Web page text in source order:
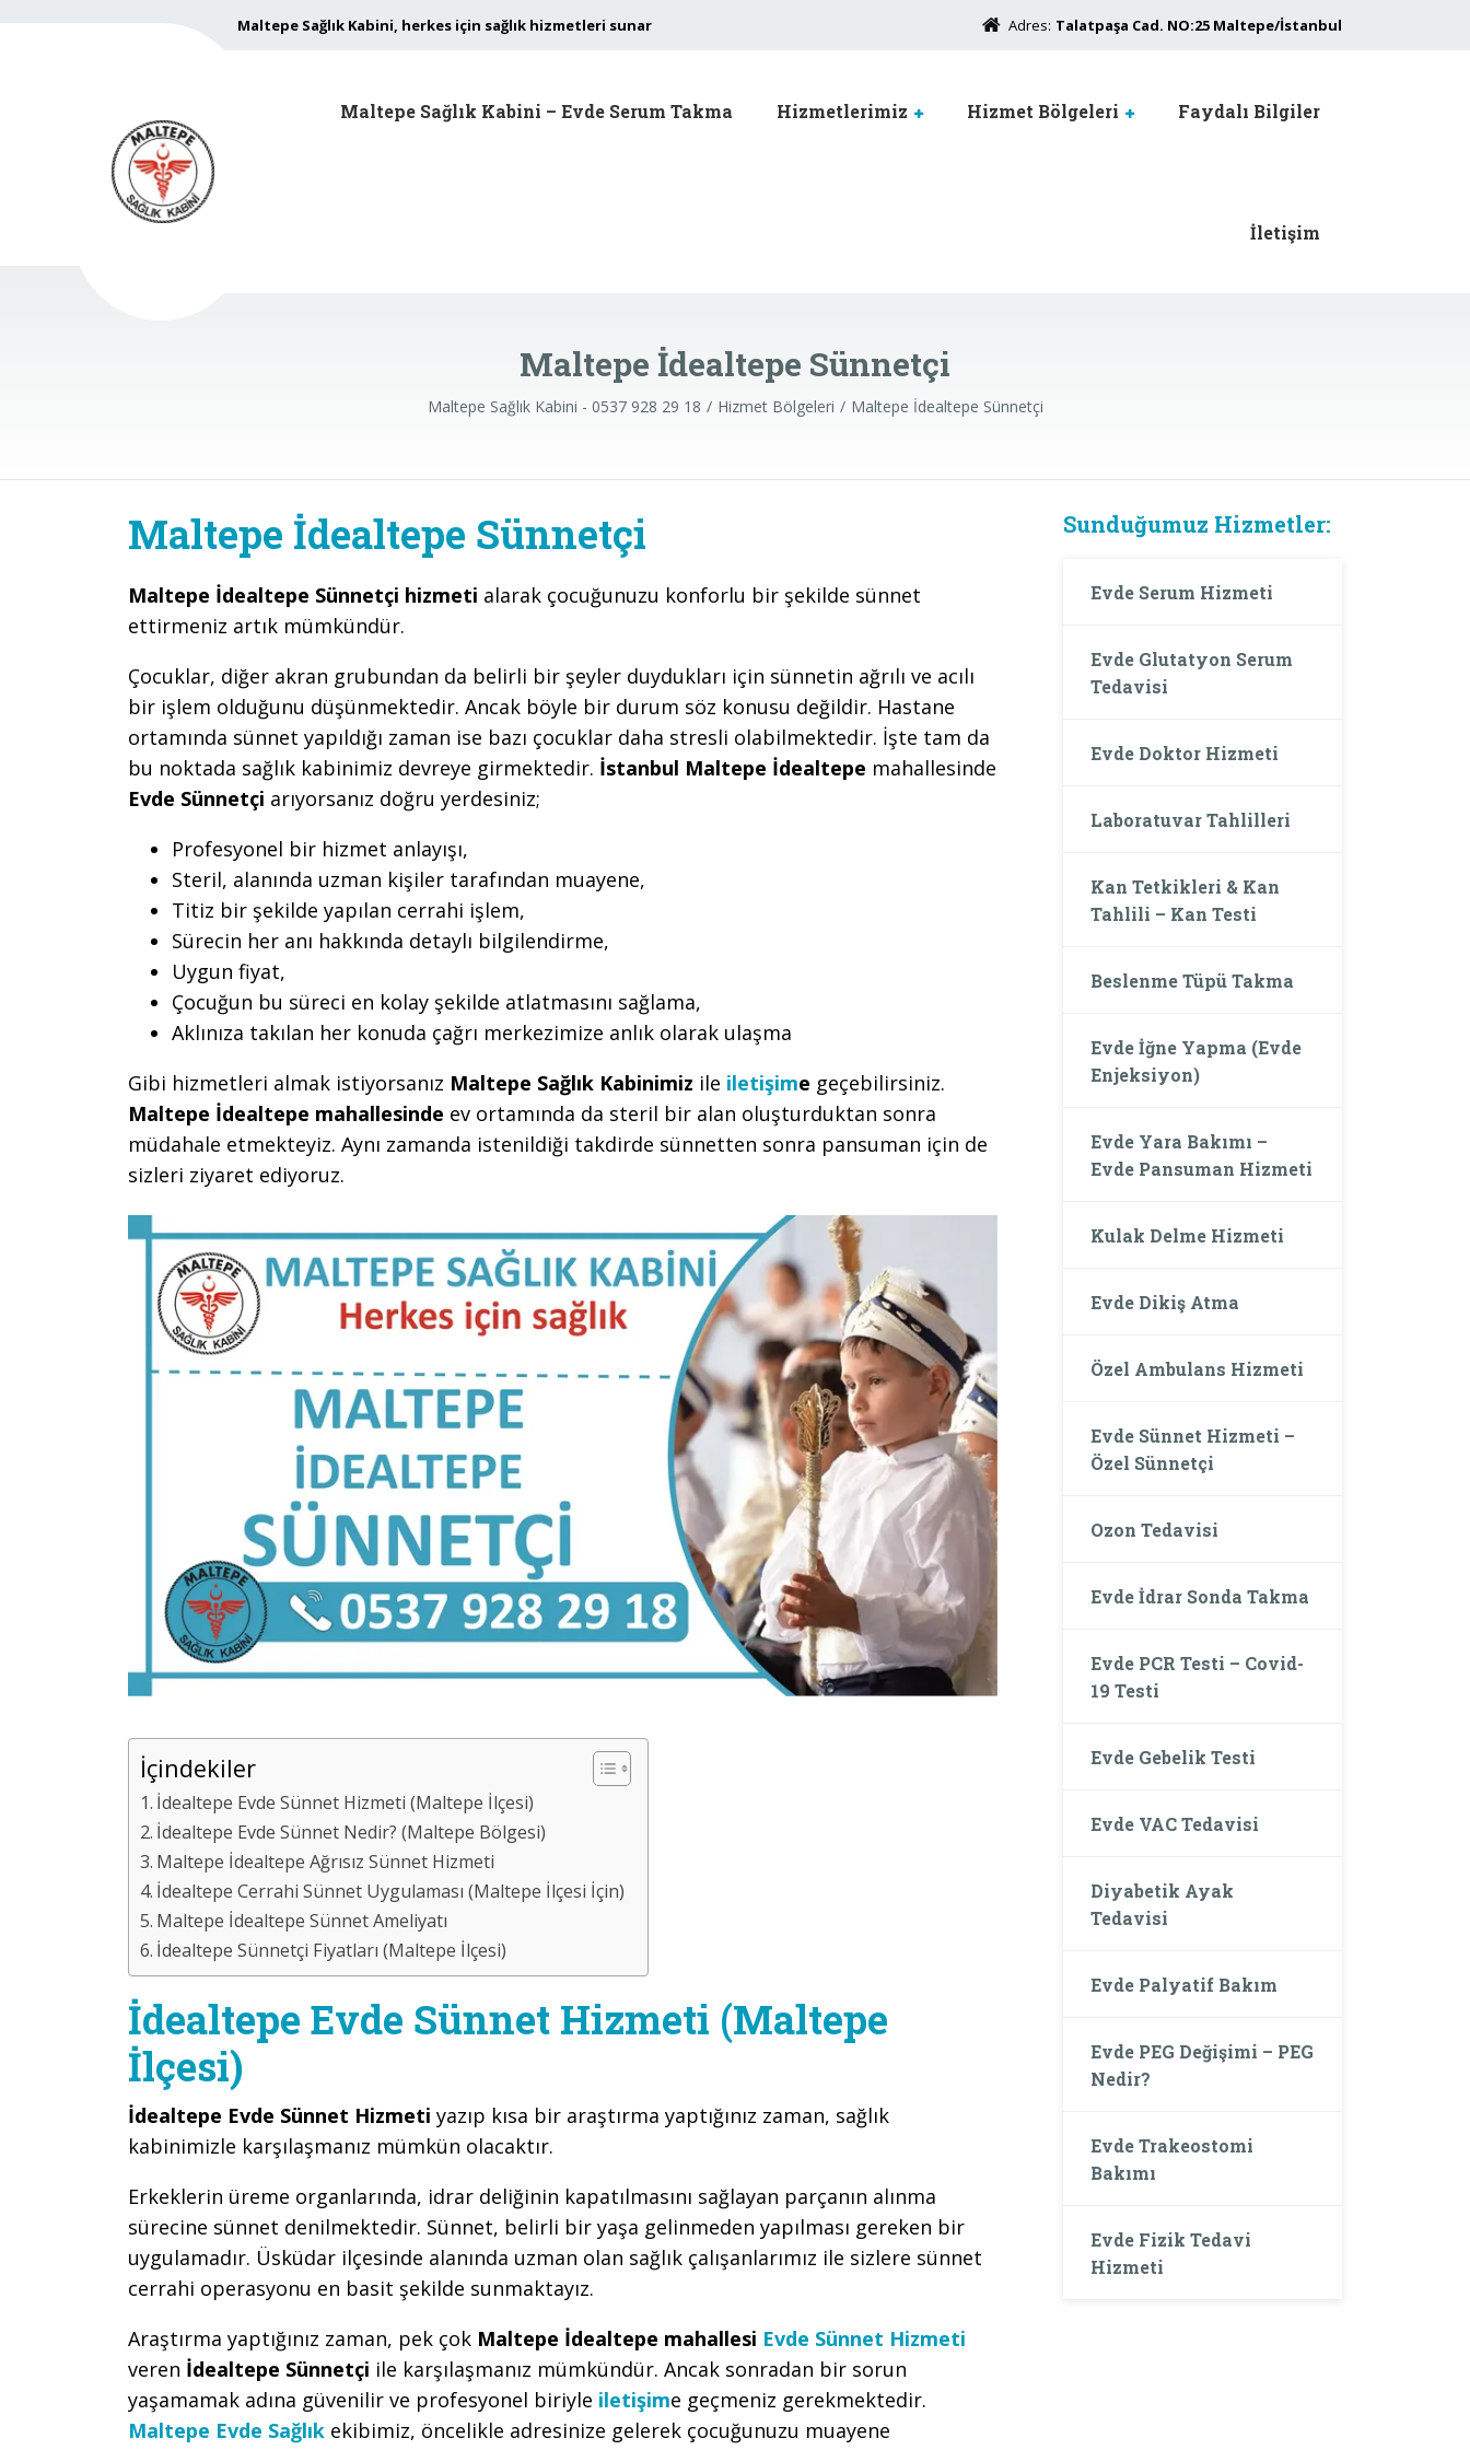
Maltepe Sağlık Kabini, herkes için sağlık hizmetleri sunar Adres: Talatpaşa Cad. NO:25 Maltepe/İstanbul
Maltepe Sağlık Kabini – Evde Serum Takma Hizmetlerimiz Hizmet Bölgeleri Faydalı Bilgiler
İletişim
Maltepe İdealtepe Sünnetçi
Maltepe Sağlık Kabini - 0537 928 29 18 Hizmet Bölgeleri Maltepe İdealtepe Sünnetçi
Maltepe İdealtepe Sünnetçi
Maltepe İdealtepe Sünnetçi hizmeti alarak çocuğunuzu konforlu bir şekilde sünnet
ettirmeniz artık mümkündür.
Çocuklar, diğer akran grubundan da belirli bir şeyler duydukları için sünnetin ağrılı ve acılı
bir işlem olduğunu düşünmektedir. Ancak böyle bir durum söz konusu değildir. Hastane
ortamında sünnet yapıldığı zaman ise bazı çocuklar daha stresli olabilmektedir. İşte tam da
bu noktada sağlık kabinimiz devreye girmektedir. İstanbul Maltepe İdealtepe mahallesinde
Evde Sünnetçi arıyorsanız doğru yerdesiniz;
Profesyonel bir hizmet anlayışı,
Steril, alanında uzman kişiler tarafından muayene,
Titiz bir şekilde yapılan cerrahi işlem,
Sürecin her anı hakkında detaylı bilgilendirme,
Uygun fiyat,
Çocuğun bu süreci en kolay şekilde atlatmasını sağlama,
Aklınıza takılan her konuda çağrı merkezimize anlık olarak ulaşma
Gibi hizmetleri almak istiyorsanız Maltepe Sağlık Kabinimiz ile iletişime geçebilirsiniz.
Maltepe İdealtepe mahallesinde ev ortamında da steril bir alan oluşturduktan sonra
müdahale etmekteyiz. Aynı zamanda istenildiği takdirde sünnetten sonra pansuman için de
sizleri ziyaret ediyoruz.
İçindekiler
İdealtepe Evde Sünnet Hizmeti (Maltepe İlçesi)
İdealtepe Evde Sünnet Nedir? (Maltepe Bölgesi)
Maltepe İdealtepe Ağrısız Sünnet Hizmeti
İdealtepe Cerrahi Sünnet Uygulaması (Maltepe İlçesi İçin)
Maltepe İdealtepe Sünnet Ameliyatı
İdealtepe Sünnetçi Fiyatları (Maltepe İlçesi)
İdealtepe Evde Sünnet Hizmeti (Maltepe
İlçesi)
İdealtepe Evde Sünnet Hizmeti yazıp kısa bir araştırma yaptığınız zaman, sağlık
kabinimizle karşılaşmanız mümkün olacaktır.
Erkeklerin üreme organlarında, idrar deliğinin kapatılmasını sağlayan parçanın alınma
sürecine sünnet denilmektedir. Sünnet, belirli bir yaşa gelinmeden yapılması gereken bir
uygulamadır. Üsküdar ilçesinde alanında uzman olan sağlık çalışanlarımız ile sizlere sünnet
cerrahi operasyonu en basit şekilde sunmaktayız.
Araştırma yaptığınız zaman, pek çok Maltepe İdealtepe mahallesi Evde Sünnet Hizmeti
veren İdealtepe Sünnetçi ile karşılaşmanız mümkündür. Ancak sonradan bir sorun
yaşamamak adına güvenilir ve profesyonel biriyle iletişime geçmeniz gerekmektedir.
Maltepe Evde Sağlık ekibimiz, öncelikle adresinize gelerek çocuğunuzu muayene
Sunduğumuz Hizmetler:
Evde Serum Hizmeti
Evde Glutatyon Serum
Tedavisi
Evde Doktor Hizmeti
Laboratuvar Tahlilleri
Kan Tetkikleri & Kan
Tahlili – Kan Testi
Beslenme Tüpü Takma
Evde İğne Yapma (Evde
Enjeksiyon)
Evde Yara Bakımı –
Evde Pansuman Hizmeti
Kulak Delme Hizmeti
Evde Dikiş Atma
Özel Ambulans Hizmeti
Evde Sünnet Hizmeti –
Özel Sünnetçi
Ozon Tedavisi
Evde İdrar Sonda Takma
Evde PCR Testi – Covid-
19 Testi
Evde Gebelik Testi
Evde VAC Tedavisi
Diyabetik Ayak
Tedavisi
Evde Palyatif Bakım
Evde PEG Değişimi – PEG
Nedir?
Evde Trakeostomi
Bakımı
Evde Fizik Tedavi
Hizmeti